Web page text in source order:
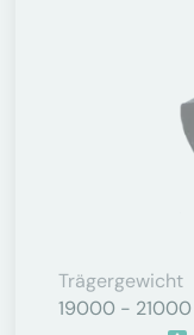
Trägergewicht
19000 - 21000